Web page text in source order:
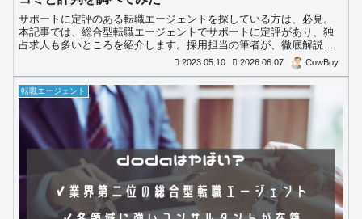
サポートに定評のある転職エージェントを探している方は、必見。
本記事では、総合型転職エージェントでサポートに定評があり、独
占求人も多いところを紹介します。採用担当の筆者が、徹底解説し
2023.05.10 2026.06.07 CowBoy
転職エージェント